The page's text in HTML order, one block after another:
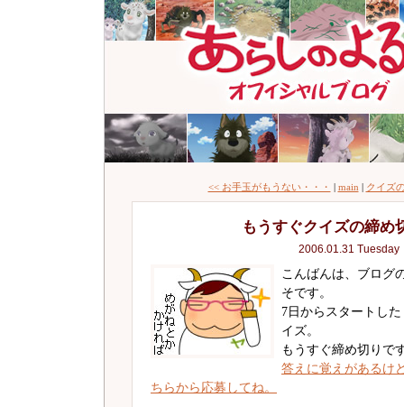
<< お手玉がもうない・・・ | main | クイズ
もうすぐクイズの締め
2006.01.31 Tuesday
こんばんは、ブログ
そです。
7日からスタートし
イズ。
もうすぐ締め切りで
答えに覚えがあるけ
ちらから応募してね。